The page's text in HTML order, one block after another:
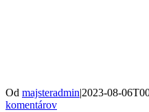
Od majsteradmin|2023-08-
komentárov